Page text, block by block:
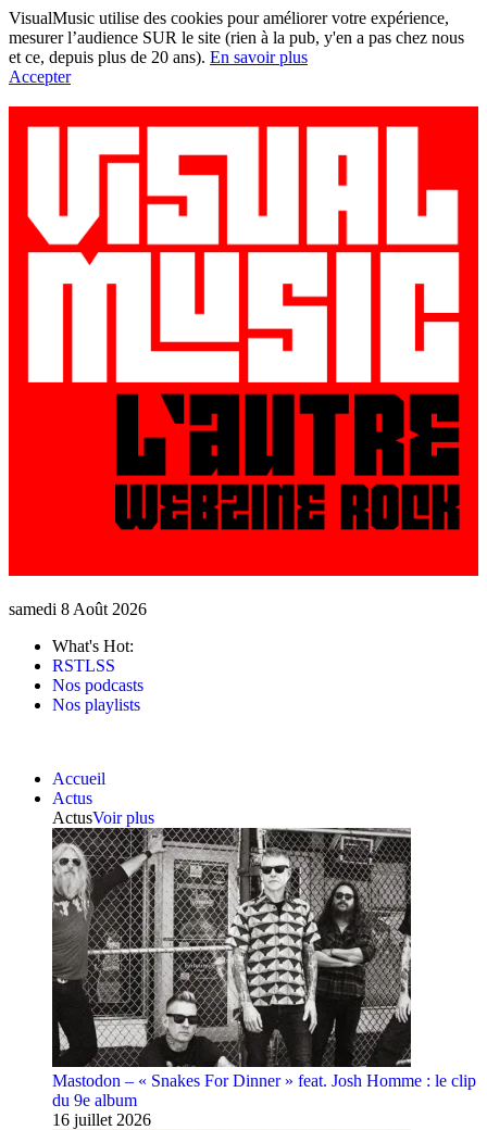
VisualMusic utilise des cookies pour améliorer votre expérience,
mesurer l’audience SUR le site (rien à la pub, y'en a pas chez nous
et ce, depuis plus de 20 ans). En savoir plus
Accepter
samedi 8 Août 2026
What's Hot:
RSTLSS
Nos podcasts
Nos playlists
Accueil
Actus
ActusVoir plus
Mastodon – « Snakes For Dinner » feat. Josh Homme : le clip
du 9e album
16 juillet 2026